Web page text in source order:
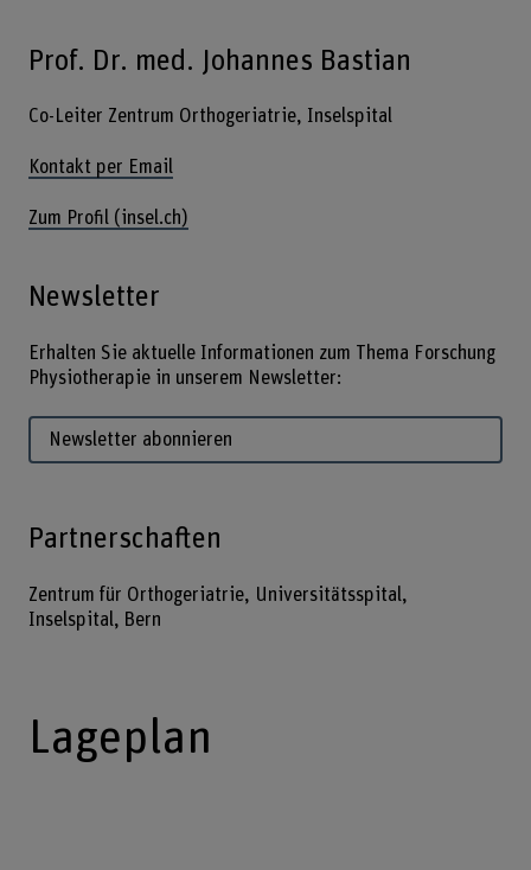
Prof. Dr. med. Johannes Bastian
Co-Leiter Zentrum Orthogeriatrie, Inselspital
Kontakt per Email
Zum Profil (insel.ch)
Newsletter
Erhalten Sie aktuelle Informationen zum Thema Forschung
Physiotherapie in unserem Newsletter:
Newsletter abonnieren
Partnerschaften
Zentrum für Orthogeriatrie, Universitätsspital,
Inselspital, Bern
Lageplan